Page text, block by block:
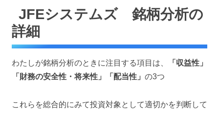
JFEシステムズ 銘柄分析の
詳細
わたしが銘柄分析のときに注目する項目は、
「収益性」
「財務の安全性・将来性」「配当性」 の3つ
これらを総合的にみて投資対象として適切かを判断して